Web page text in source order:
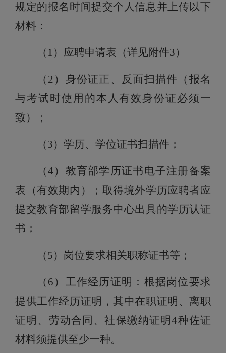
规定的报名时间提交个人信息并上传以下
材料 ：
（ 1 ） 应聘申请表 （详见附件3）
（ 2 ） 身份证正、反面扫描件（报名
与考试时使用的本人有效身份证必须一
致）；
（3） 学历、学位证书扫描件；
（4 ）教育部学历证书电子注册备案
表（有效期内）；取得境外学历应聘者应
提交教育部留学服务中心出具的学历认证
书；
（5） 岗位要求相关职称证书等；
（ 6 ） 工作经历证明： 根据岗位要求
提供工作经历证明，其中在职证明、离职
证明、 劳动合同、社保缴纳证明4种佐证
材料须提供至少一种。